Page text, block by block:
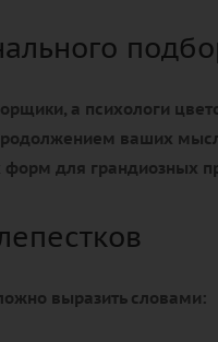
а психологи
ваших
для грандиозных
выразить словами: